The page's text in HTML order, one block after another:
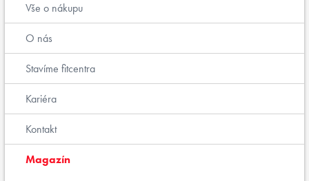
Vše o nákupu
O nás
Stavíme fitcentra
Kariéra
Kontakt
Magazín